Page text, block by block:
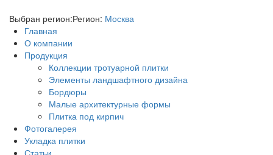
Выбран регион:Регион: Москва
Главная
О компании
Продукция
Коллекции тротуарной плитки
Элементы ландшафтного дизайна
Бордюры
Малые архитектурные формы
Плитка под кирпич
Фотогалерея
Укладка плитки
Статьи